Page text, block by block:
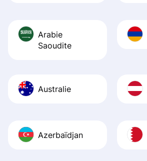
Arabie
Saoudite
Australie
Azerbaïdjan